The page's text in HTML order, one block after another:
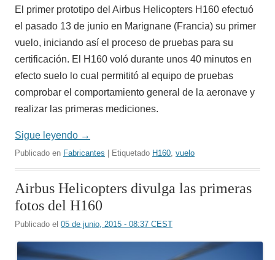
El primer prototipo del Airbus Helicopters H160 efectuó
el pasado 13 de junio en Marignane (Francia) su primer
vuelo, iniciando así el proceso de pruebas para su
certificación. El H160 voló durante unos 40 minutos en
efecto suelo lo cual permititó al equipo de pruebas
comprobar el comportamiento general de la aeronave y
realizar las primeras mediciones.
Sigue leyendo →
Publicado en Fabricantes | Etiquetado H160 vuelo
Airbus Helicopters divulga las primeras
fotos del H160
Publicado el 05 de junio, 2015 - 08:37 CEST